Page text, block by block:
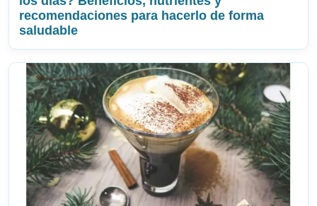
recomendaciones para hacerlo de forma
saludable